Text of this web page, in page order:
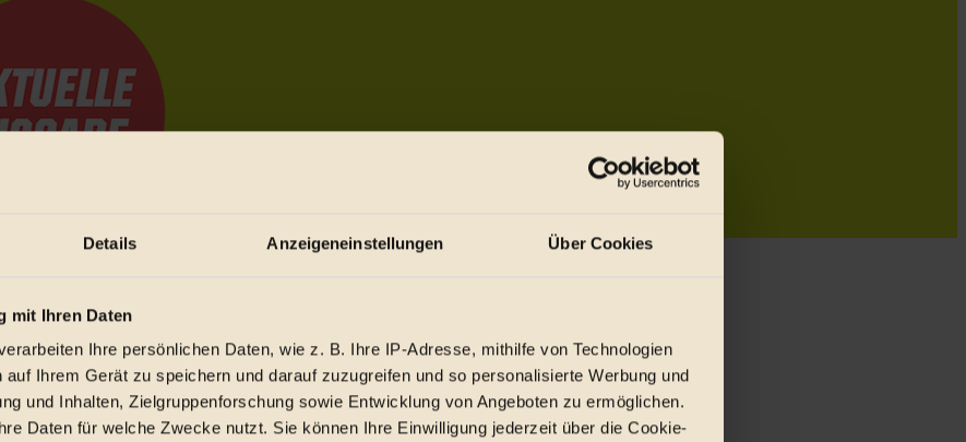
Details Anzeigeneinstellungen Über Cookies
mit Ihren Daten
Ihre persönlichen Daten, wie z. B. Ihre IP-Adresse, mithilfe von Technologien
Ihrem Gerät zu speichern und darauf zuzugreifen und so personalisierte Werbung und
und Inhalten, Zielgruppenforschung sowie Entwicklung von Angeboten zu ermöglichen.
Daten für welche Zwecke nutzt. Sie können Ihre Einwilligung jederzeit über die Cookie-
Bewegungen festzuhalten.
vorbeischauen.
oft zu Hause.
wieder zu dir zurückkommen.